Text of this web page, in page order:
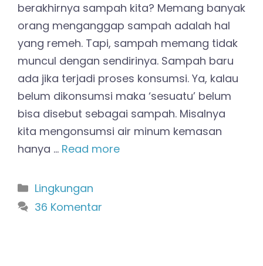
berakhirnya sampah kita? Memang banyak
orang menganggap sampah adalah hal
yang remeh. Tapi, sampah memang tidak
muncul dengan sendirinya. Sampah baru
ada jika terjadi proses konsumsi. Ya, kalau
belum dikonsumsi maka ‘sesuatu’ belum
bisa disebut sebagai sampah. Misalnya
kita mengonsumsi air minum kemasan
hanya … Read more
Kategori
Lingkungan
36 Komentar